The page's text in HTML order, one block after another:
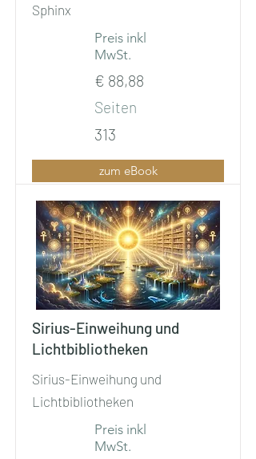
Sphinx
Preis inkl
MwSt.
€ 88,88
Seiten
313
zum eBook
Sirius-Einweihung und
Lichtbibliotheken
Sirius-Einweihung und
Lichtbibliotheken
Preis inkl
MwSt.